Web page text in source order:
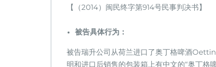
【（2014）闽民终字第914号民事判决书】
被告具体行为：
被告瑞升公司从荷兰进口了奥丁格啤酒
明和进口后销售的包装箱上有中文的“奥丁格